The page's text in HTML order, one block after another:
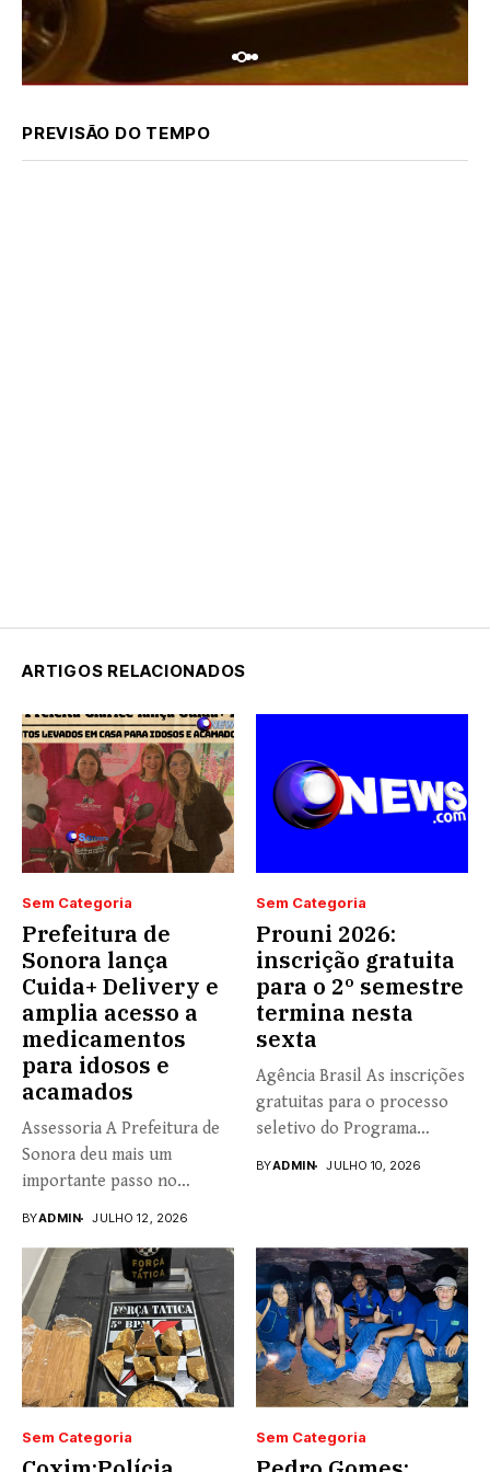
PREVISÃO DO TEMPO
ARTIGOS RELACIONADOS
Sem Categoria
Prefeitura de
Sonora lança
Cuida+ Delivery e
amplia acesso a
medicamentos
para idosos e
acamados
Assessoria A Prefeitura de
Sonora deu mais um
importante passo no
BYADMIN JULHO 12, 2026
Sem Categoria
Prouni 2026:
inscrição gratuita
para o 2º semestre
termina nesta
sexta
Agência Brasil As inscrições
gratuitas para o processo
seletivo do Programa
BYADMIN JULHO 10, 2026
Sem Categoria Sem Categoria